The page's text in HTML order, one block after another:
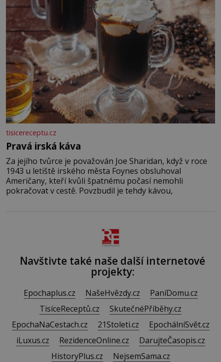
tisicereceptu.cz
Pravá irská káva
Za jejího tvůrce je považován Joe Sharidan, když v roce
1943 u letiště irského města Foynes obsluhoval
Američany, kteří kvůli špatnému počasí nemohli
pokračovat v cestě. Povzbudil je tehdy kávou,
Navštivte také naše další internetové
projekty:
Epochaplus.cz NašeHvězdy.cz
PaníDomu.cz
TisíceReceptů.cz
SkutečnéPříběhy.cz
EpochaNaCestach.cz
21Stoleti.cz
EpochálníSvět.cz
iLuxus.cz
RezidenceOnline.cz
DarujteČasopis.cz
HistoryPlus.cz
NejsemSama.cz